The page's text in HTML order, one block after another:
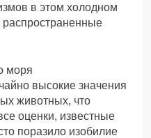
в этом холодном
распространенные
моря
высокие значения
животных, что
оценки, известные
поразило изобилие